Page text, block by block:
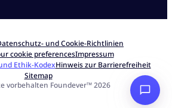
und Cookie-Richtlinien
cookie preferencesImpressum
Ethik-KodexHinweis zur Barrierefreiheit
Sitemap
vorbehalten Foundever™ 2026